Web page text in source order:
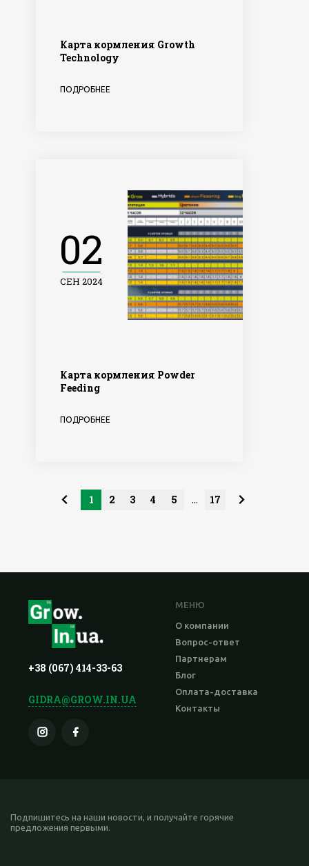
Карта кормления Growth
Technology
ПОДРОБНЕЕ
02
СЕН 2024
Карта кормления Powder
Feeding
ПОДРОБНЕЕ
1 2 3 4 5 ... 17
+38 (067) 414-33-63
GIDRA@GROW.IN.UA
МЕНЮ
О компании
Вопрос-ответ
Партнерам
Блог
Оплата-доставка
Контакты
Подпишитесь на наши новости, и получайте горячие
предложения первыми.